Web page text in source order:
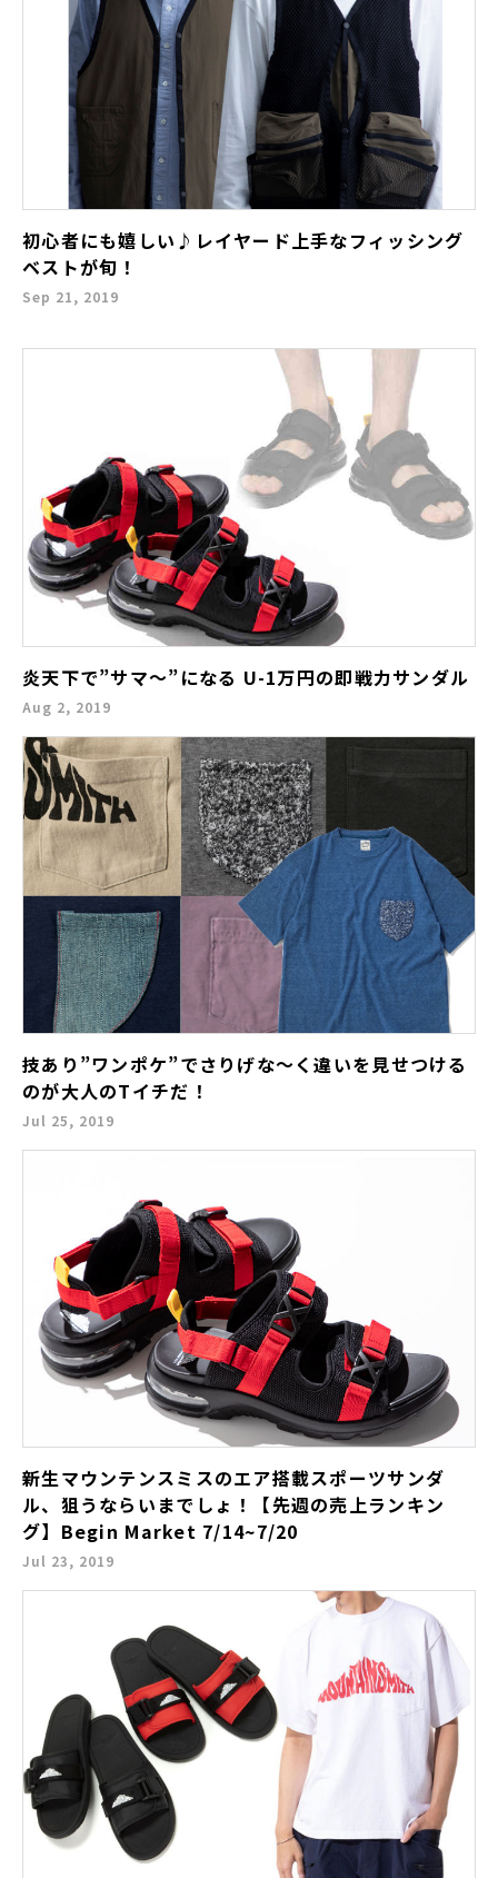
初心者にも嬉しい♪レイヤード上手なフィッシング
ベストが旬！
Sep 21, 2019
炎天下で”サマ～”になる U-1万円の即戦力サンダル
Aug 2, 2019
技あり”ワンポケ”でさりげな～く違いを見せつける
のが大人のTイチだ！
Jul 25, 2019
新生マウンテンスミスのエア搭載スポーツサンダ
ル、狙うならいまでしょ！【先週の売上ランキン
グ】Begin Market 7/14~7/20
Jul 23, 2019